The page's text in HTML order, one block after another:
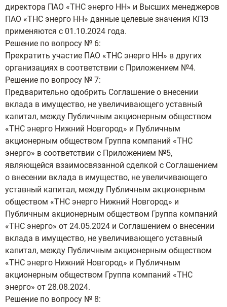
директора ПАО «ТНС энерго НН» и Высших менеджеров
ПАО «ТНС энерго НН» данные целевые значения КПЭ
применяются с 01.10.2024 года.
Решение по вопросу № 6:
Прекратить участие ПАО «ТНС энерго НН» в других
организациях в соответствии с Приложением №4.
Решение по вопросу № 7:
Предварительно одобрить Соглашение о внесении
вклада в имущество, не увеличивающего уставный
капитал, между Публичным акционерным обществом
«ТНС энерго Нижний Новгород» и Публичным
акционерным обществом Группа компаний «ТНС
энерго» в соответствии с Приложением №5,
являющейся взаимосвязанной сделкой с Соглашением
о внесении вклада в имущество, не увеличивающего
уставный капитал, между Публичным акционерным
обществом «ТНС энерго Нижний Новгород» и
Публичным акционерным обществом Группа компаний
«ТНС энерго» от 24.05.2024 и Соглашением о внесении
вклада в имущество, не увеличивающего уставный
капитал, между Публичным акционерным обществом
«ТНС энерго Нижний Новгород» и Публичным
акционерным обществом Группа компаний «ТНС
энерго» от 28.08.2024.
Решение по вопросу № 8: